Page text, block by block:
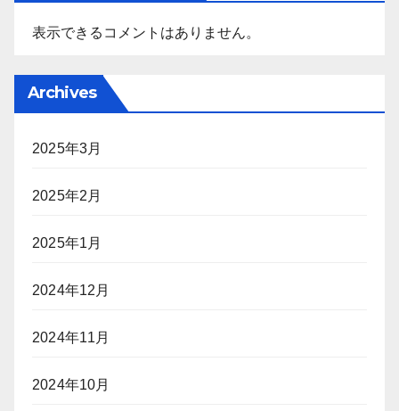
表示できるコメントはありません。
Archives
2025年3月
2025年2月
2025年1月
2024年12月
2024年11月
2024年10月